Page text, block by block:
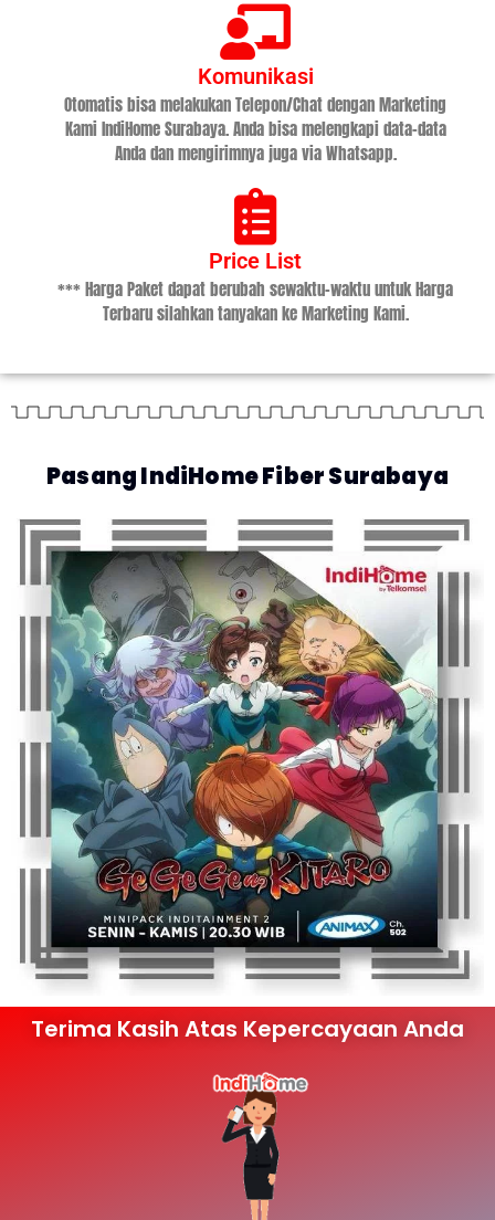
Komunikasi
Otomatis bisa melakukan Telepon/Chat dengan Marketing
Kami IndiHome Surabaya. Anda bisa melengkapi data-data
Anda dan mengirimnya juga via Whatsapp.
Price List
*** Harga Paket dapat berubah sewaktu-waktu untuk Harga
Terbaru silahkan tanyakan ke Marketing Kami.
Pasang IndiHome Fiber Surabaya
Terima Kasih Atas Kepercayaan Anda